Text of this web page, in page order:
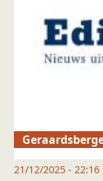
21/12/2025 - 22:16